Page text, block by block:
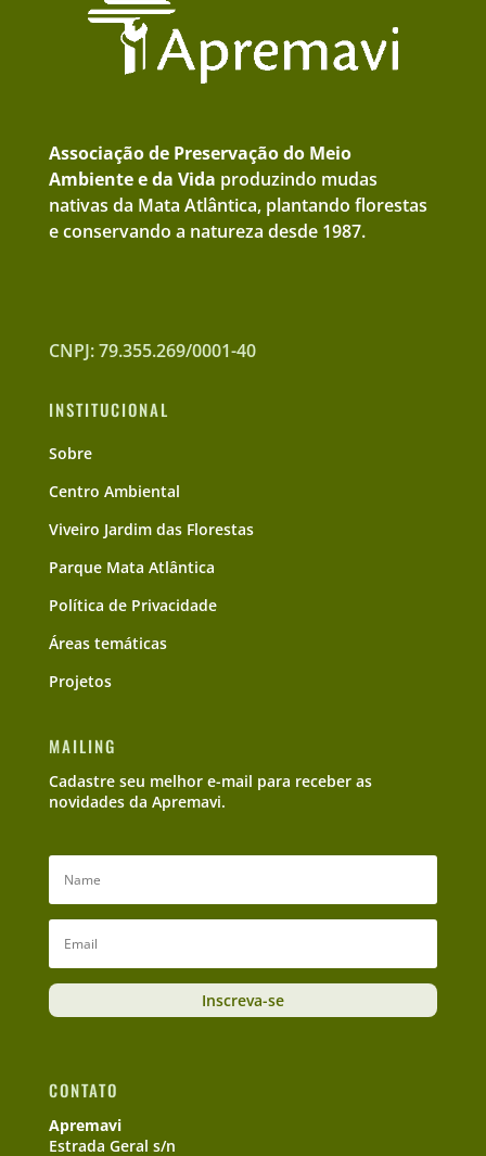
Associação de Preservação do Meio
Ambiente e da Vida produzindo mudas
nativas da Mata Atlântica, plantando florestas
e conservando a natureza desde 1987.
CNPJ: 79.355.269/0001-40
INSTITUCIONAL
Sobre
Centro Ambiental
Viveiro Jardim das Florestas
Parque Mata Atlântica
Política de Privacidade
Áreas temáticas
Projetos
MAILING
Cadastre seu melhor e-mail para receber as
novidades da Apremavi.
Inscreva-se
CONTATO
Apremavi
Estrada Geral s/n